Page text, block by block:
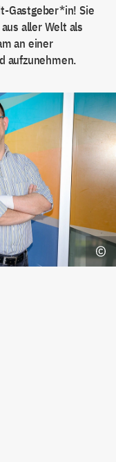
Gastgeber*in! Sie
aller Welt als
an einer
aufzunehmen.